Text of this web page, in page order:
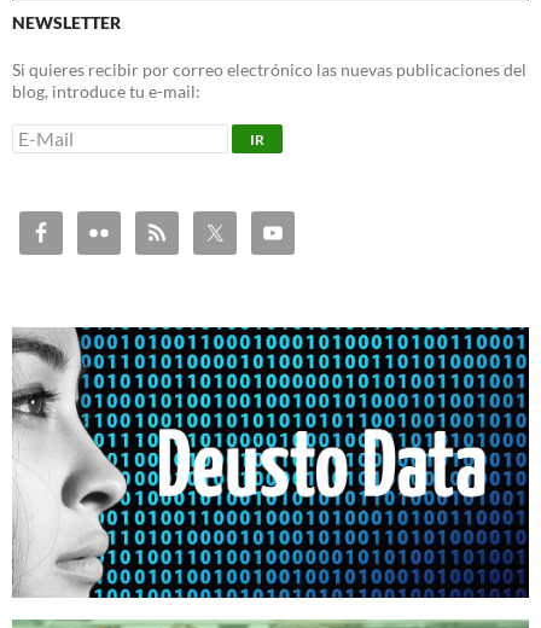
NEWSLETTER
Si quieres recibir por correo electrónico las nuevas publicaciones del
blog, introduce tu e-mail: